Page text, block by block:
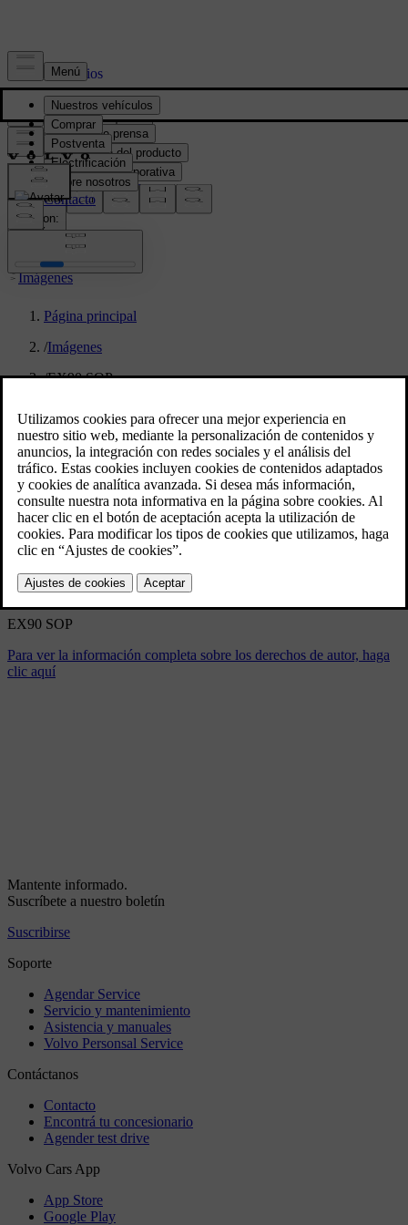
Prensa y Medios
Material de prensa
Información del producto
Información corporativa
Contacto de medios
location:
PY
Imágenes
Página principal
/Imágenes
/EX90 SOP
EX90 SOP
6/5/2024
Marcador
Compartir
Descargar
EX90 SOP
Para ver la información completa sobre los derechos de autor, haga
clic aquí